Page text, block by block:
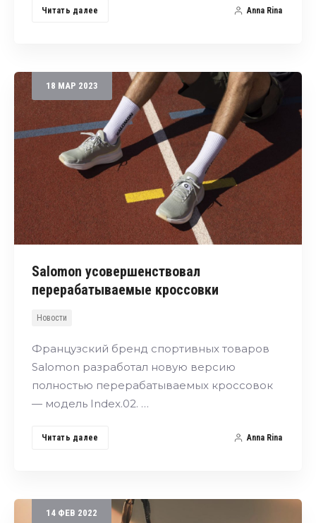
Читать далее Anna Rina
18 МАР 2023
Salomon усовершенствовал
перерабатываемые кроссовки
Новости
Французский бренд спортивных товаров
Salomon разработал новую версию
полностью перерабатываемых кроссовок
— модель Index.02. …
Читать далее Anna Rina
14 ФЕВ 2022